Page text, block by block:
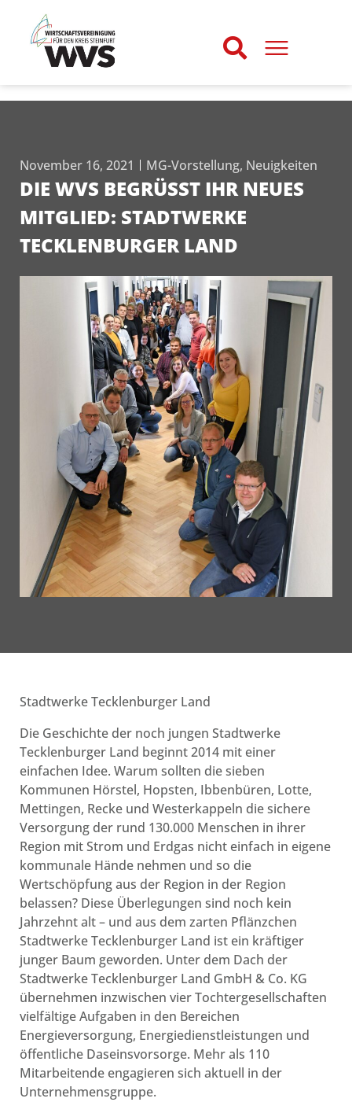
November 16, 2021 MG-Vorstellung, Neuigkeiten
DIE WVS BEGRÜSST IHR NEUES M
ITGLIED: STADTWERKE T
ECKLENBURGER LAND
Stadtwerke Tecklenburger Land
Die Geschichte der noch jungen Stadtwerke
Tecklenburger Land beginnt 2014 mit einer
einfachen Idee. Warum sollten die sieben
Kommunen Hörstel, Hopsten, Ibbenbüren, Lotte,
Mettingen, Recke und Westerkappeln die sichere
Versorgung der rund 130.000 Menschen in ihrer
Region mit Strom und Erdgas nicht einfach in eigene
kommunale Hände nehmen und so die
Wertschöpfung aus der Region in der Region
belassen? Diese Überlegungen sind noch kein
Jahrzehnt alt – und aus dem zarten Pflänzchen
Stadtwerke Tecklenburger Land ist ein kräftiger
junger Baum geworden. Unter dem Dach der
Stadtwerke Tecklenburger Land GmbH & Co. KG
übernehmen inzwischen vier Tochtergesellschaften
vielfältige Aufgaben in den Bereichen
Energieversorgung, Energiedienstleistungen und
öffentliche Daseinsvorsorge. Mehr als 110
Mitarbeitende engagieren sich aktuell in der
Unternehmensgruppe.